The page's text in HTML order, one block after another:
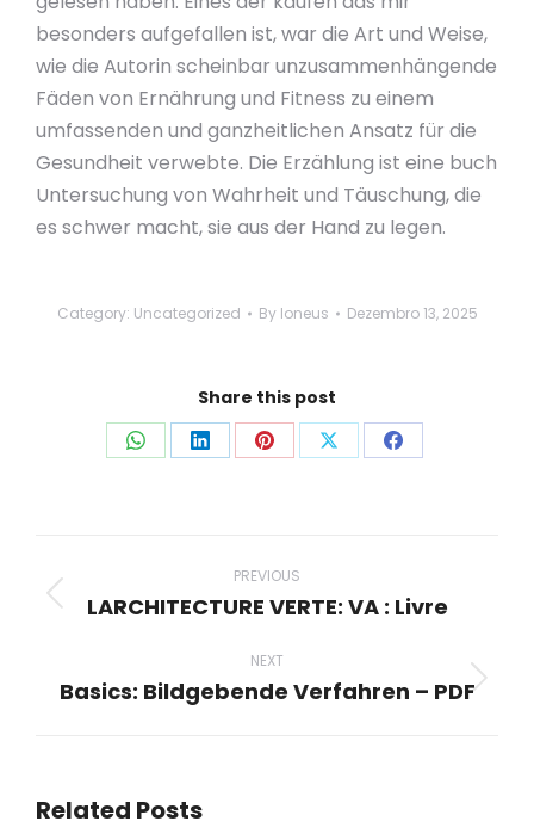
besonders aufgefallen ist, war die Art und Weise,
wie die Autorin scheinbar unzusammenhängende
Fäden von Ernährung und Fitness zu einem
umfassenden und ganzheitlichen Ansatz für die
Gesundheit verwebte. Die Erzählung ist eine buch
Untersuchung von Wahrheit und Täuschung, die
es schwer macht, sie aus der Hand zu legen.
Category: Uncategorized By loneus Dezembro 13, 2025
Share this post
Share Share Share Share Share
navigation
PREVIOUS
Previous
LARCHITECTURE VERTE: VA : Livre
NEXT
Next
Basics: Bildgebende Verfahren – PDF
Related Posts